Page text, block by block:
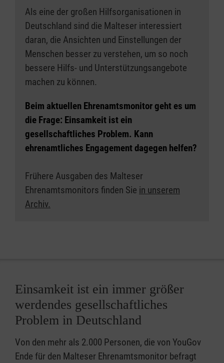
Als eine der großen Hilfsorganisationen in
Deutschland sind die Malteser interessiert
daran, die Ansichten und Einstellungen der
Menschen besser zu verstehen, um so noch
bessere Hilfs- und Unterstützungsangebote
machen zu können.
Beim aktuellen Ehrenamtsmonitor geht es um
die Frage: Einsamkeit ist ein
gesellschaftliches Problem. Kann
ehrenamtliches Engagement dagegen helfen?
Frühere Ausgaben des Malteser
Ehrenamtsmonitors finden Sie in unserem
Archiv.
Einsamkeit ist ein immer größer
werdendes gesellschaftliches
Problem in Deutschland
Von den mehr als 2.000 Personen, die von YouGov
Ende für den Malteser Ehrenamtsmonitor befragt